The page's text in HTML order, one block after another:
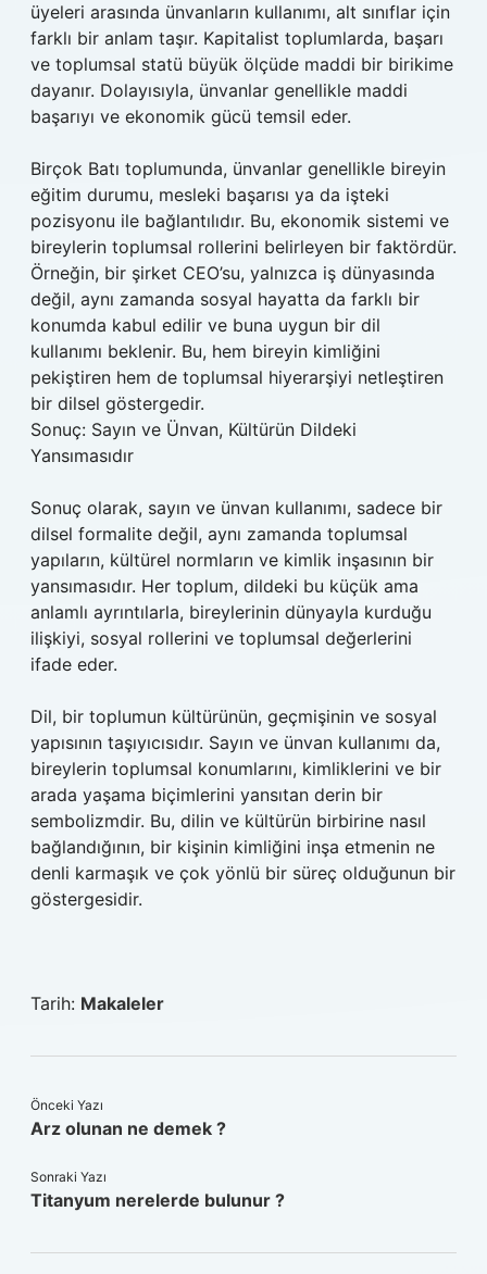
üyeleri arasında ünvanların kullanımı, alt sınıflar için
farklı bir anlam taşır. Kapitalist toplumlarda, başarı
ve toplumsal statü büyük ölçüde maddi bir birikime
dayanır. Dolayısıyla, ünvanlar genellikle maddi
başarıyı ve ekonomik gücü temsil eder.
Birçok Batı toplumunda, ünvanlar genellikle bireyin
eğitim durumu, mesleki başarısı ya da işteki
pozisyonu ile bağlantılıdır. Bu, ekonomik sistemi ve
bireylerin toplumsal rollerini belirleyen bir faktördür.
Örneğin, bir şirket CEO’su, yalnızca iş dünyasında
değil, aynı zamanda sosyal hayatta da farklı bir
konumda kabul edilir ve buna uygun bir dil
kullanımı beklenir. Bu, hem bireyin kimliğini
pekiştiren hem de toplumsal hiyerarşiyi netleştiren
bir dilsel göstergedir.
Sonuç: Sayın ve Ünvan, Kültürün Dildeki
Yansımasıdır
Sonuç olarak, sayın ve ünvan kullanımı, sadece bir
dilsel formalite değil, aynı zamanda toplumsal
yapıların, kültürel normların ve kimlik inşasının bir
yansımasıdır. Her toplum, dildeki bu küçük ama
anlamlı ayrıntılarla, bireylerinin dünyayla kurduğu
ilişkiyi, sosyal rollerini ve toplumsal değerlerini
ifade eder.
Dil, bir toplumun kültürünün, geçmişinin ve sosyal
yapısının taşıyıcısıdır. Sayın ve ünvan kullanımı da,
bireylerin toplumsal konumlarını, kimliklerini ve bir
arada yaşama biçimlerini yansıtan derin bir
sembolizmdir. Bu, dilin ve kültürün birbirine nasıl
bağlandığının, bir kişinin kimliğini inşa etmenin ne
denli karmaşık ve çok yönlü bir süreç olduğunun bir
göstergesidir.
Tarih: Makaleler
Önceki Yazı
Arz olunan ne demek ?
Sonraki Yazı
Titanyum nerelerde bulunur ?